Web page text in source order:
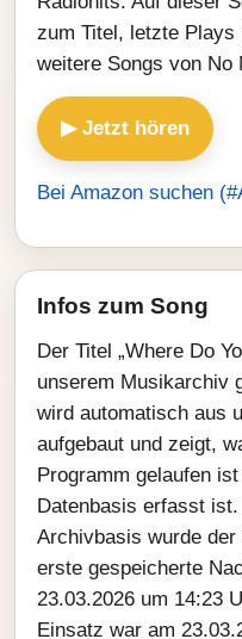
zum Titel, letzte Plays
weitere Songs von No
▶ Jetzt hören
Bei Amazon suchen
Infos zum Song
Der Titel „Where Do
unserem Musikarchiv
wird automatisch aus
aufgebaut und zeigt,
Programm gelaufen
Datenbasis erfasst
Archivbasis wurde
erste gespeicherte
23.03.2026 um 14:23
Einsatz war am